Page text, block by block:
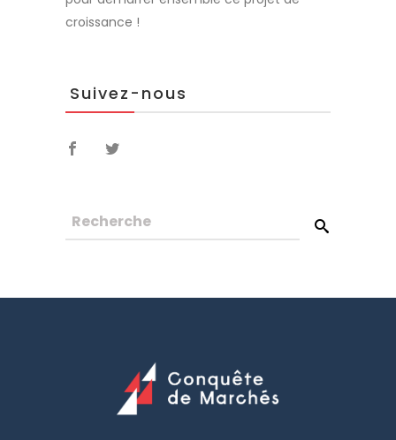
croissance !
Suivez-nous